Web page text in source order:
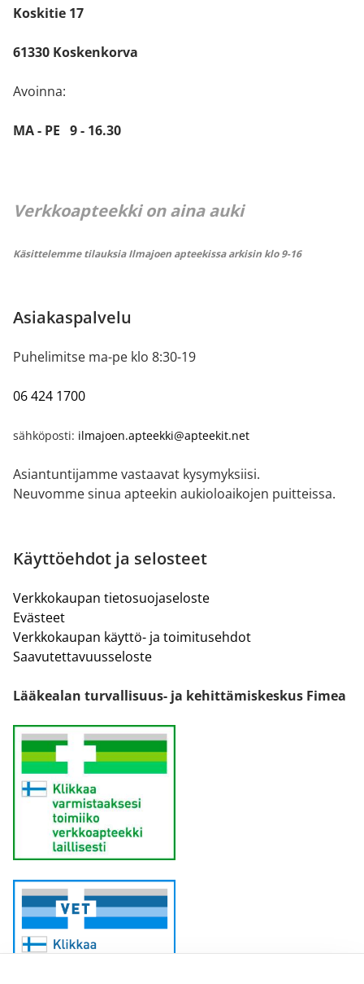
Koskitie 17
61330 Koskenkorva
Avoinna:
MA - PE 9 - 16.30
Verkkoapteekki on aina auki
Käsittelemme tilauksia Ilmajoen apteekissa arkisin klo 9-16
Asiakaspalvelu
Puhelimitse ma-pe klo 8:30-19
06 424 1700
sähköposti: ilmajoen.apteekki@apteekit.net
Asiantuntijamme vastaavat kysymyksiisi.
Neuvomme sinua apteekin aukioloaikojen puitteissa.
Käyttöehdot ja selosteet
Verkkokaupan tietosuojaseloste
Evästeet
Verkkokaupan käyttö- ja toimitusehdot
Saavutettavuusseloste
Lääkealan turvallisuus- ja kehittämiskeskus Fimea